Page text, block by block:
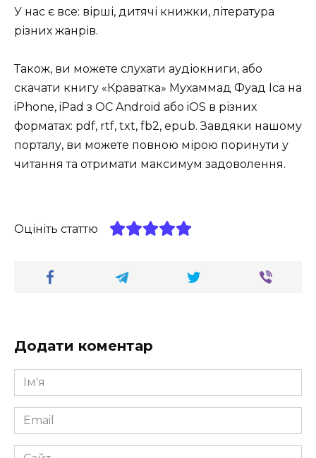
У нас є все: вірші, дитячі книжки, література
різних жанрів.
Також, ви можете слухати аудіокниги, або
скачати книгу «Краватка» Мухаммад Фуад Іса на
iPhone, iPad з ОС Android або iOS в різних
форматах: pdf, rtf, txt, fb2, epub. Завдяки нашому
порталу, ви можете повною мірою поринути у
читання та отримати максимум задоволення.
Оцініть статтю
Додати коментар
Ім'я
*
Email
*
Сайт